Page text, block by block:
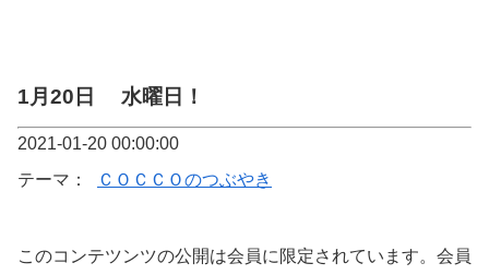
1月20日 水曜日！
2021-01-20 00:00:00
テーマ：
ＣＯＣＣＯのつぶやき
このコンテツンツの公開は会員に限定されています。会員